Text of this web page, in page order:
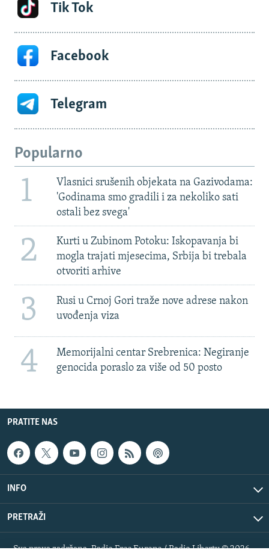
Tik Tok
Facebook
Telegram
Popularno
1
Vlasnici srušenih objekata na Gazivodama:
'Godinama smo gradili i za nekoliko sati
ostali bez svega'
2
Kurti u Zubinom Potoku: Iskopavanja bi
mogla trajati mjesecima, Srbija bi trebala
otvoriti arhive
3
Rusi u Crnoj Gori traže nove adrese nakon
uvođenja viza
4
Memorijalni centar Srebrenica: Negiranje
genocida poraslo za više od 50 posto
PRATITE NAS
INFO
PRETRAŽI
Sva prava zadržana. Radio Free Europe / Radio Liberty © 2026